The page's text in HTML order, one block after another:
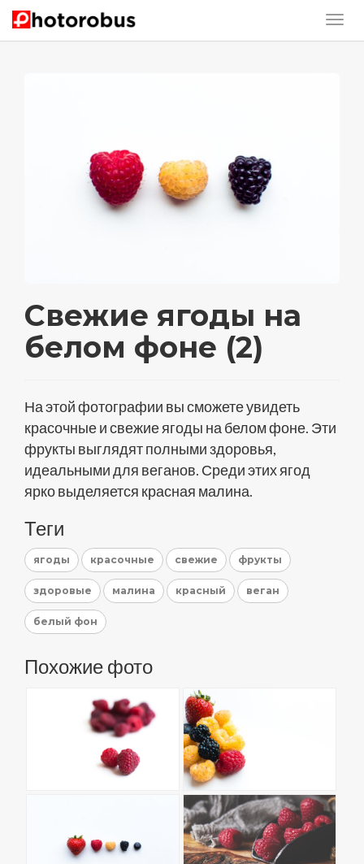
Свежие ягоды на
белом фоне (2)
На этой фотографии вы сможете увидеть
красочные и свежие ягоды на белом фоне. Эти
фрукты выглядят полными здоровья,
идеальными для веганов. Среди этих ягод
ярко выделяется красная малина.
Теги
ягоды красочные свежие фрукты
здоровые малина красный веган
белый фон
Похожие фото